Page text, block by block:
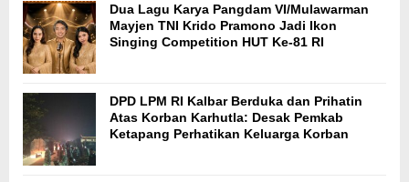
Dua Lagu Karya Pangdam VI/Mulawarman
Mayjen TNI Krido Pramono Jadi Ikon
Singing Competition HUT Ke-81 RI
DPD LPM RI Kalbar Berduka dan Prihatin
Atas Korban Karhutla: Desak Pemkab
Ketapang Perhatikan Keluarga Korban